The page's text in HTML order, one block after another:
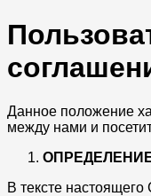
Данное положение
между нами и
В тексте